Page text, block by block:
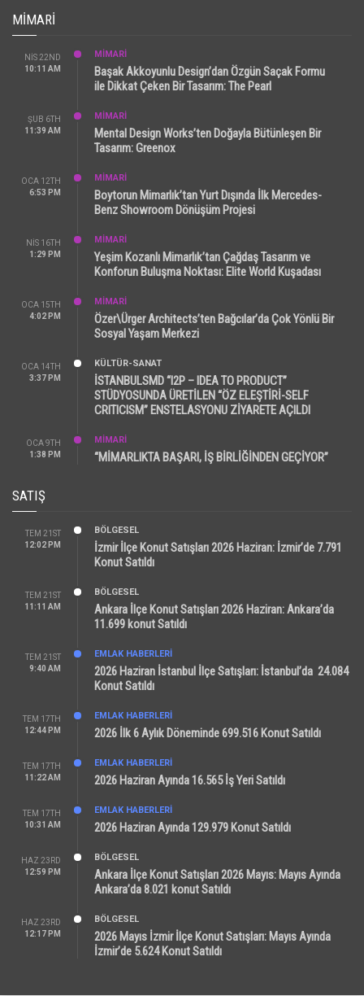
MIMARI
NIS 22ND
10:11 AM
MİMARİ
Başak Akkoyunlu Design’dan Özgün Saçak Formu
ile Dikkat Çeken Bir Tasarım: The Pearl
ŞUB 6TH
11:39 AM
MİMARİ
Mental Design Works’ten Doğayla Bütünleşen Bir
Tasarım: Greenox
OCA 12TH
6:53 PM
MİMARİ
Boytorun Mimarlık’tan Yurt Dışında İlk Mercedes-
Benz Showroom Dönüşüm Projesi
NIS 16TH
1:29 PM
MİMARİ
Yeşim Kozanlı Mimarlık’tan Çağdaş Tasarım ve
Konforun Buluşma Noktası: Elite World Kuşadası
OCA 15TH
4:02 PM
MİMARİ
Özer\Ürger Architects’ten Bağcılar’da Çok Yönlü Bir
Sosyal Yaşam Merkezi
OCA 14TH
3:37 PM
KÜLTÜR-SANAT
İSTANBULSMD “I2P – IDEA TO PRODUCT”
STÜDYOSUNDA ÜRETİLEN “ÖZ ELEŞTİRİ-SELF
CRITICISM” ENSTELASYONU ZİYARETE AÇILDI
OCA 9TH
1:38 PM
MİMARİ
“MİMARLIKTA BAŞARI, İŞ BİRLİĞİNDEN GEÇİYOR”
SATIŞ
TEM 21ST
12:02 PM
BÖLGESEL
İzmir İlçe Konut Satışları 2026 Haziran: İzmir’de 7.791
Konut Satıldı
TEM 21ST
11:11 AM
BÖLGESEL
Ankara İlçe Konut Satışları 2026 Haziran: Ankara’da
11.699 konut Satıldı
TEM 21ST
9:40 AM
EMLAK HABERLERI
2026 Haziran İstanbul İlçe Satışları: İstanbul’da 24.084
Konut Satıldı
TEM 17TH
12:44 PM
EMLAK HABERLERI
2026 İlk 6 Aylık Döneminde 699.516 Konut Satıldı
TEM 17TH
11:22 AM
EMLAK HABERLERI
2026 Haziran Ayında 16.565 İş Yeri Satıldı
TEM 17TH
10:31 AM
EMLAK HABERLERI
2026 Haziran Ayında 129.979 Konut Satıldı
HAZ 23RD
12:59 PM
BÖLGESEL
Ankara İlçe Konut Satışları 2026 Mayıs: Mayıs Ayında
Ankara’da 8.021 konut Satıldı
HAZ 23RD
12:17 PM
BÖLGESEL
2026 Mayıs İzmir İlçe Konut Satışları: Mayıs Ayında
İzmir’de 5.624 Konut Satıldı